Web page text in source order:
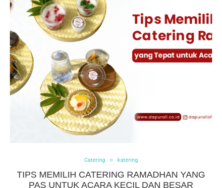
Catering katering
TIPS MEMILIH CATERING RAMADHAN YANG
PAS UNTUK ACARA KECIL DAN BESAR